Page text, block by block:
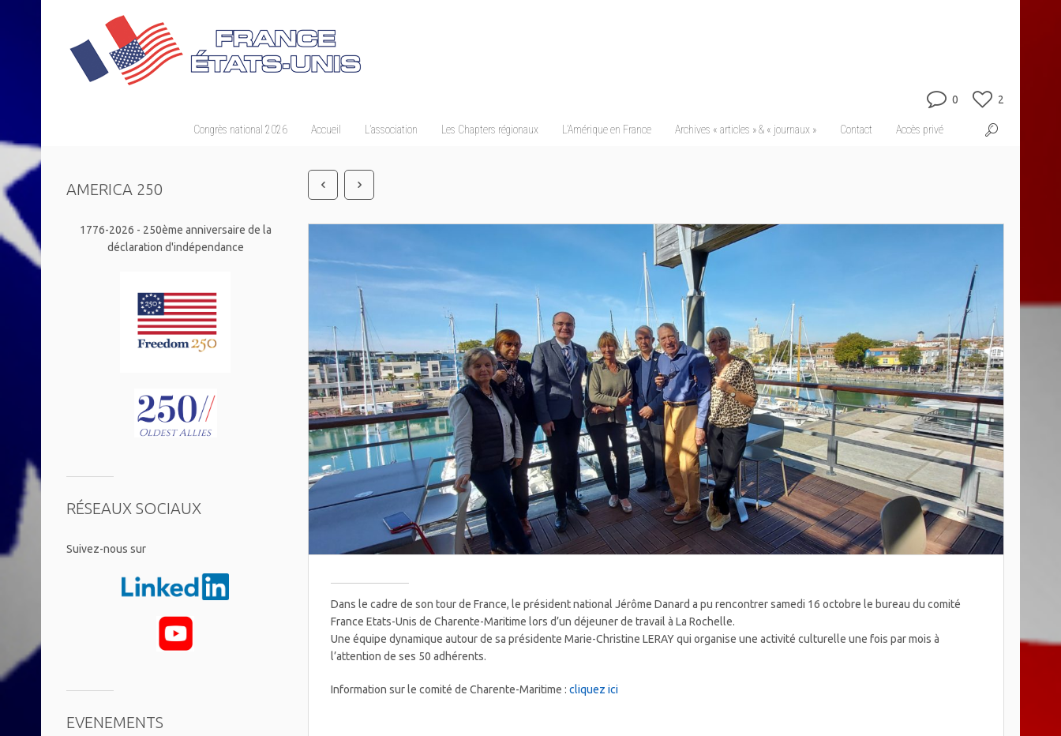
Congrès national 2026 Accueil L’association Les Chapters régionaux L’Amérique en France Archives « articles » & « journaux » Contact Accès privé
0 2
Dans le cadre de son tour de France, le président national Jérôme Danard a pu rencontrer samedi 16 octobre le bureau du comité
France Etats-Unis de Charente-Maritime lors d’un déjeuner de travail à La Rochelle.
Une équipe dynamique autour de sa présidente Marie-Christine LERAY qui organise une activité culturelle une fois par mois à
l’attention de ses 50 adhérents.
Information sur le comité de Charente-Maritime :cliquez ici
AMERICA 250
1776-2026 - 250ème anniversaire de la
déclaration d'indépendance
RÉSEAUX SOCIAUX
​Suivez-nous sur
EVENEMENTS